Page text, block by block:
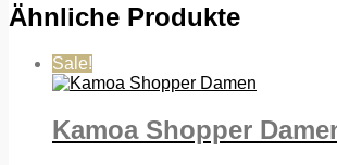
Ähnliche Produkte
Sale!
Kamoa Shopper